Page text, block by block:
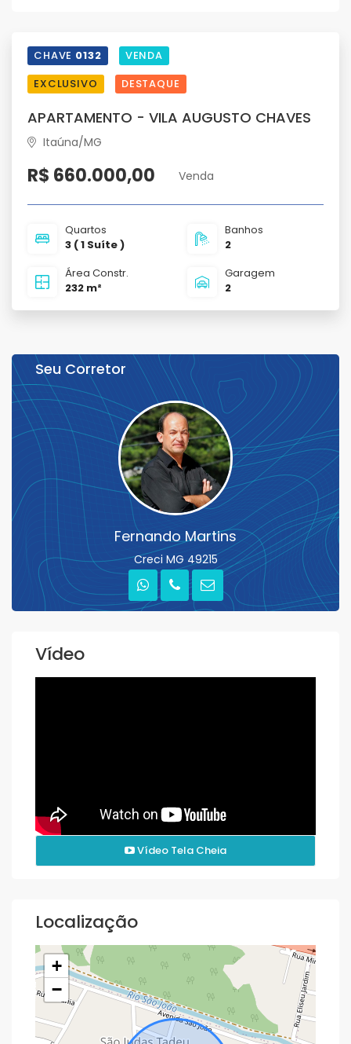
CHAVE 0132
VENDA
EXCLUSIVO
DESTAQUE
APARTAMENTO - VILA AUGUSTO CHAVES
Itaúna/MG
R$ 660.000,00 Venda
Quartos
3 ( 1 Suíte )
Banhos
2
Área Constr.
232 m²
Garagem
2
Seu Corretor
Fernando Martins
Creci MG 49215
Vídeo
Vídeo Tela Cheia
Localização
+
−